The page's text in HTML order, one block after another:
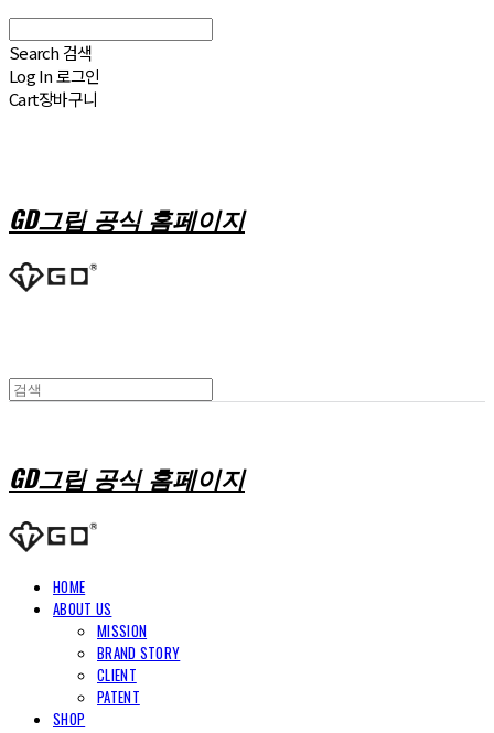
Search 검색
Log In로그인
Cart장바구니
GD그립 공식 홈페이지
GD그립 공식 홈페이지
HOME
ABOUT US
MISSION
BRAND STORY
CLIENT
PATENT
SHOP